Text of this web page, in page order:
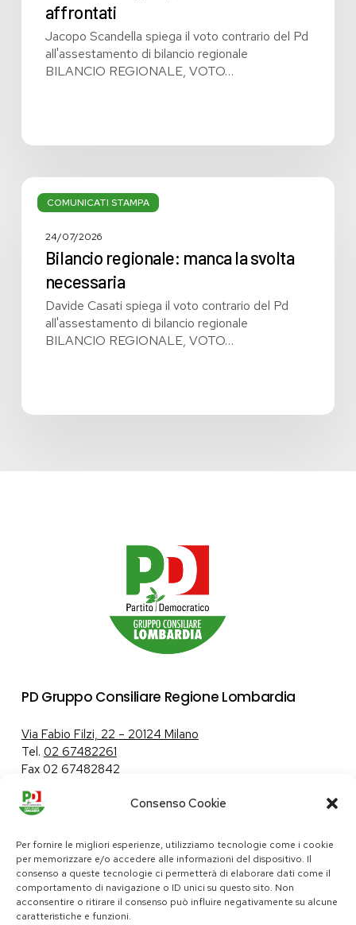
Consenso Cookie
Per fornire le migliori esperienze, utilizziamo tecnologie come i cookie
per memorizzare e/o accedere alle informazioni del dispositivo. Il
consenso a queste tecnologie ci permetterà di elaborare dati come il
comportamento di navigazione o ID unici su questo sito. Non
acconsentire o ritirare il consenso può influire negativamente su alcune
caratteristiche e funzioni.
affrontati
affrontati
Jacopo Scandella spiega il voto contrario del Pd
all'assestamento di bilancio regionale
BILANCIO REGIONALE, VOTO…
COMUNICATI STAMPA
Bilancio
regionale:
svolta
24/07/2026
Bilancio regionale: manca la svolta
necessaria
Davide Casati spiega il voto contrario del Pd
all'assestamento di bilancio regionale
BILANCIO REGIONALE, VOTO…
PD Gruppo Consiliare Regione Lombardia
Via Fabio Filzi, 22 – 20124 Milano
Tel. 02 67482261
Fax 02 67482842
Tutela dei dati personali|Politica sui cookie
pd@consiglio.regione.lombardia.it
ufficiostampa.pd@consiglio.regione.lombardia.it